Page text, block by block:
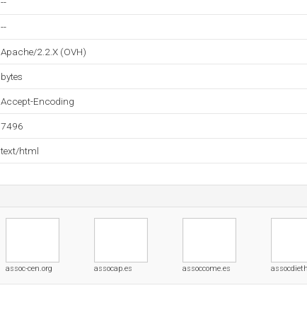
--
Apache/2.2.X (OVH)
bytes
Accept-Encoding
7496
text/html
assoc-cen.org assocap.es assoccome.es